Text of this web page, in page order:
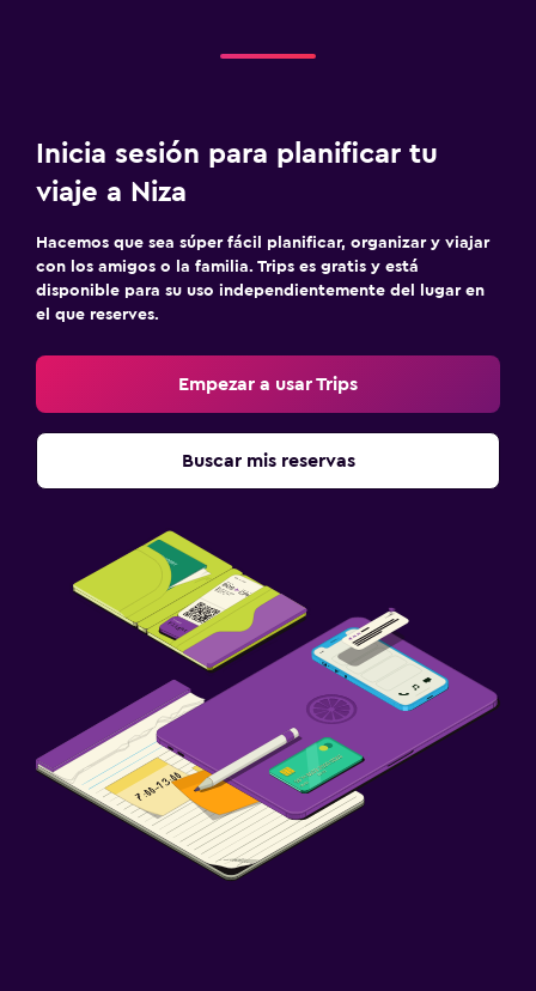
Inicia sesión para planificar tu
viaje a Niza
Hacemos que sea súper fácil planificar, organizar y viajar
con los amigos o la familia. Trips es gratis y está
disponible para su uso independientemente del lugar en
el que reserves.
Empezar a usar Trips
Buscar mis reservas